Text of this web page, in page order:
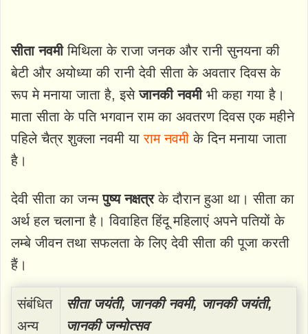
सीता नवमीमिथिला के राजा जनक और रानी सुनयना की
बेटी और अयोध्या की रानी देवी सीता के अवतार दिवस के
रूप मे मनाया जाता है, इसेजानकी नवमीभी कहा गया है।
माता सीता के पति भगवान राम का अवतरण दिवस एक महीने
पहिले चैत्र शुक्ला नवमी याराम नवमी के दिन मनाया जाता
है।
देवी सीता का जन्मपुष्य नक्षत्रके दौरान हुआ था। सीता का
अर्थ हल चलाना है। विवाहित हिंदू महिलाएं अपने पतियों के
लम्बे जीवन तथा सफलता के लिए देवी सीता की पूजा करती
हैं।
संबंधित
अन्य
सीता जयंती, जानकी नवमी, जानकी जयंती,
जानकी जन्मोत्सव